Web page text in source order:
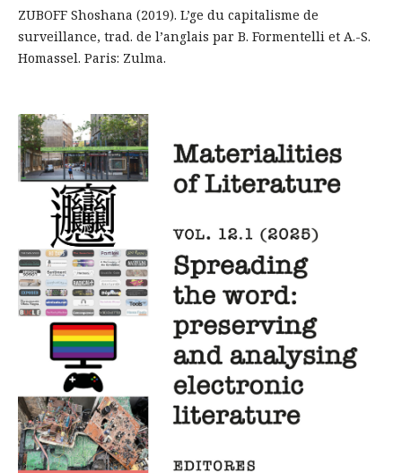
ZUBOFF Shoshana (2019). L’ge du capitalisme de
surveillance, trad. de l’anglais par B. Formentelli et A.-S.
Homassel. Paris: Zulma.